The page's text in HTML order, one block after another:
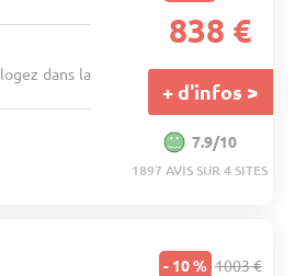
dans la
838 €
+ d'infos >
7.9/10
1897 AVIS SUR 4 SITES
- 10 % 1003 €